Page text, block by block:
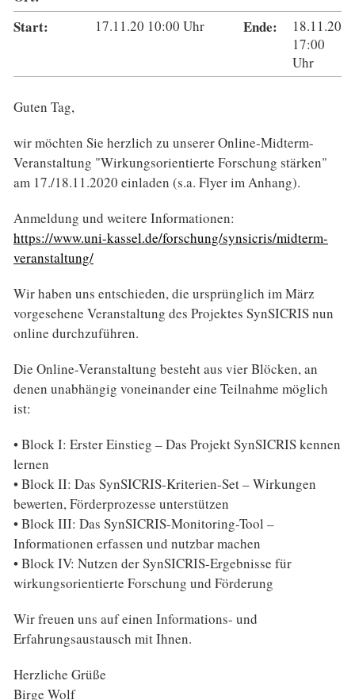
Start: 17.11.20 10:00 Uhr Ende:
18.11.20
17:00
Uhr
Guten Tag,
wir möchten Sie herzlich zu unserer Online-Midterm-
Veranstaltung "Wirkungsorientierte Forschung stärken"
am 17./18.11.2020 einladen (s.a. Flyer im Anhang).
Anmeldung und weitere Informationen:
https://www.uni-kassel.de/forschung/synsicris/midterm-
veranstaltung/
Wir haben uns entschieden, die ursprünglich im März
vorgesehene Veranstaltung des Projektes SynSICRIS nun
online durchzuführen.
Die Online-Veranstaltung besteht aus vier Blöcken, an
denen unabhängig voneinander eine Teilnahme möglich
ist:
• Block I: Erster Einstieg – Das Projekt SynSICRIS kennen
lernen
• Block II: Das SynSICRIS-Kriterien-Set – Wirkungen
bewerten, Förderprozesse unterstützen
• Block III: Das SynSICRIS-Monitoring-Tool –
Informationen erfassen und nutzbar machen
• Block IV: Nutzen der SynSICRIS-Ergebnisse für
wirkungsorientierte Forschung und Förderung
Wir freuen uns auf einen Informations- und
Erfahrungsaustausch mit Ihnen.
Herzliche Grüße
Birge Wolf